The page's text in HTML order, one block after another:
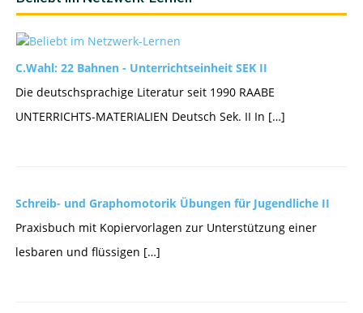
C.Wahl: 22 Bahnen - Unterrichtseinheit SEK II
Die deutschsprachige Literatur seit 1990 RAABE
UNTERRICHTS-MATERIALIEN Deutsch Sek. II In […]
Schreib- und Graphomotorik Übungen für Jugendliche II
Praxisbuch mit Kopiervorlagen zur Unterstützung einer
lesbaren und flüssigen […]